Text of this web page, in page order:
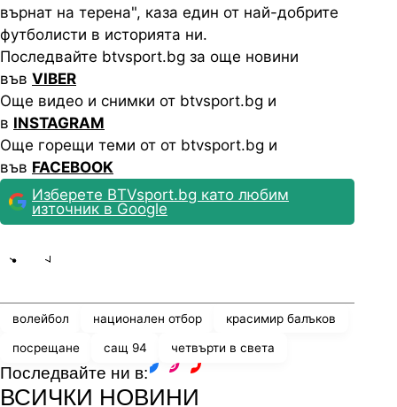
върнат на терена", каза един от най-добрите
футболисти в историята ни.
Последвайте btvsport.bg за още новини
във VIBER
Още видео и снимки от btvsport.bg и
в INSTAGRAM
Още горещи теми от от btvsport.bg и
във FACEBOOK
Изберете BTVsport.bg като любим
източник в Google
волейбол национален отбор красимир балъков
посрещане сащ 94 четвърти в света
Последвайте ни в:
ВСИЧКИ НОВИНИ